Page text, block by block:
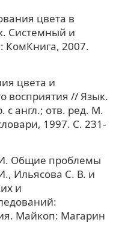
цвета в
Системный и
КомКнига, 2007.
цвета и
восприятия // Язык.
с англ.; отв. ред. М.
1997. С. 231-
Общие проблемы
Ильясова С. В. и
и
Майкоп: Магарин